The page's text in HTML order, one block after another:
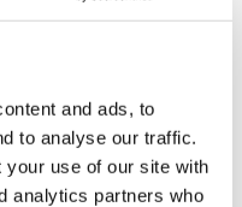
and ads, to
to analyse our traffic.
your use of our site with
analytics partners who
Bik tot slot. "Het
kan je daarna met